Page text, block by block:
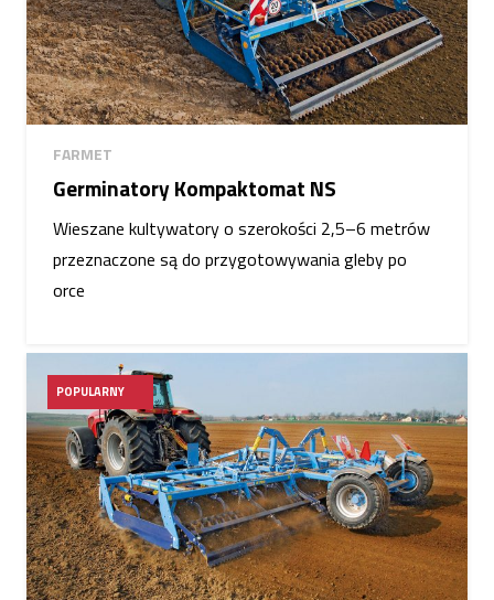
FARMET
Germinatory Kompaktomat NS
Wieszane kultywatory o szerokości 2,5–6 metrów
przeznaczone są do przygotowywania gleby po
orce
POPULARNY